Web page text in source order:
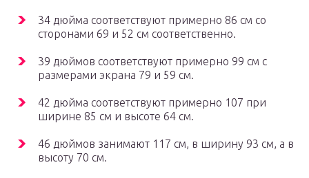
34 дюйма соответствуют примерно 86 см со
сторонами 69 и 52 см соответственно.
39 дюймов соответствуют примерно 99 см с
размерами экрана 79 и 59 см.
42 дюйма соответствуют примерно 107 при
ширине 85 см и высоте 64 см.
46 дюймов занимают 117 см, в ширину 93 см, а в
высоту 70 см.